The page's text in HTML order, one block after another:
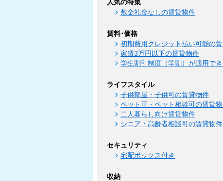
人気の特集
敷金礼金なしの賃貸物件
賃料･価格
初期費用クレジット払い可能の
家賃3万円以下の賃貸物件
学生割引制度（学割）が適用で
ライフスタイル
子供部屋・子供可の賃貸物件
ペット可・ペット相談可の賃貸
二人暮らし向け賃貸物件
シニア・高齢者相談可の賃貸物件
セキュリティ
宅配ボックス付き
収納